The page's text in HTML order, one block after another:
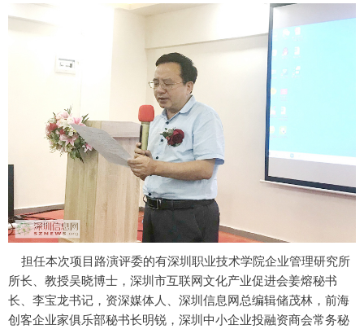
担任本次项目路演评委的有深圳职业技术学院企业管理研究所
所长、教授吴晓博士，深圳市互联网文化产业促进会姜熔秘书
长、李宝龙书记， 资深媒体人、 深圳信息网总编辑储茂林，前海
创客企业家俱乐部秘书长明锐，深圳中小企业投融资商会常务秘